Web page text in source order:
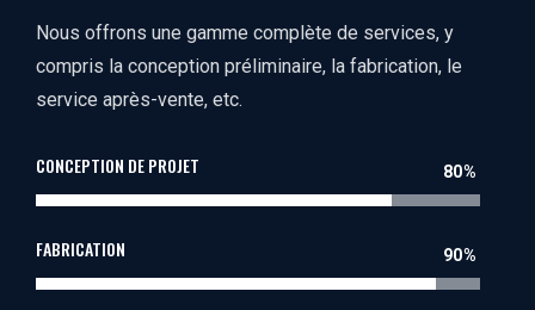
Nous offrons une gamme complète de services, y
compris la conception préliminaire, la fabrication, le
service après-vente, etc.
CONCEPTION DE PROJET 80%
FABRICATION 90%